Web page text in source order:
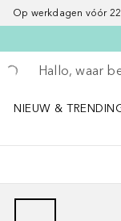
Op werkdagen vóór
Ga terug
Zoekopdracht
NIEUW &